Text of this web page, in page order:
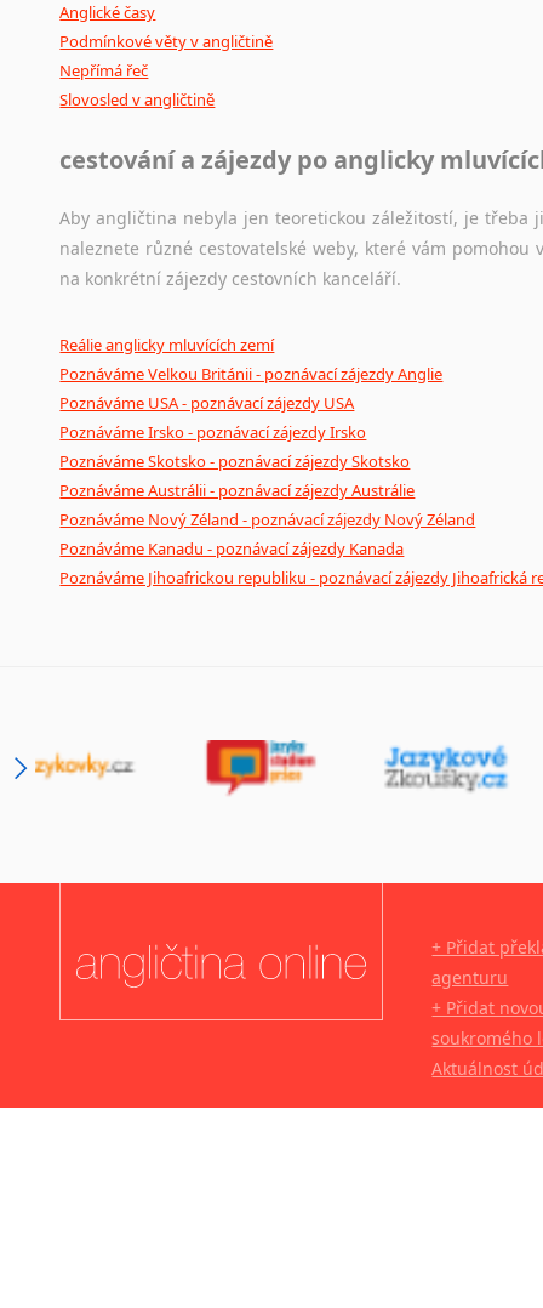
Anglické časy
Podmínkové věty v angličtině
Nepřímá řeč
Slovosled v angličtině
cestování a zájezdy po anglicky
Aby angličtina nebyla jen teoretickou záležitostí, je
naleznete různé cestovatelské weby, které vám
na konkrétní zájezdy cestovních kanceláří.
Reálie anglicky mluvících zemí
Poznáváme Velkou Británii - poznávací zájezdy Anglie
Poznáváme USA - poznávací zájezdy USA
Poznáváme Irsko - poznávací zájezdy Irsko
Poznáváme Skotsko - poznávací zájezdy Skotsko
Poznáváme Austrálii - poznávací zájezdy Austrálie
Poznáváme Nový Zéland - poznávací zájezdy Nový Zéland
Poznáváme Kanadu - poznávací zájezdy Kanada
Poznáváme Jihoafrickou republiku - poznávací zájezdy Jihoafrická
+ Přidat
agenturu
+ Přidat
soukromého
Aktuálnost